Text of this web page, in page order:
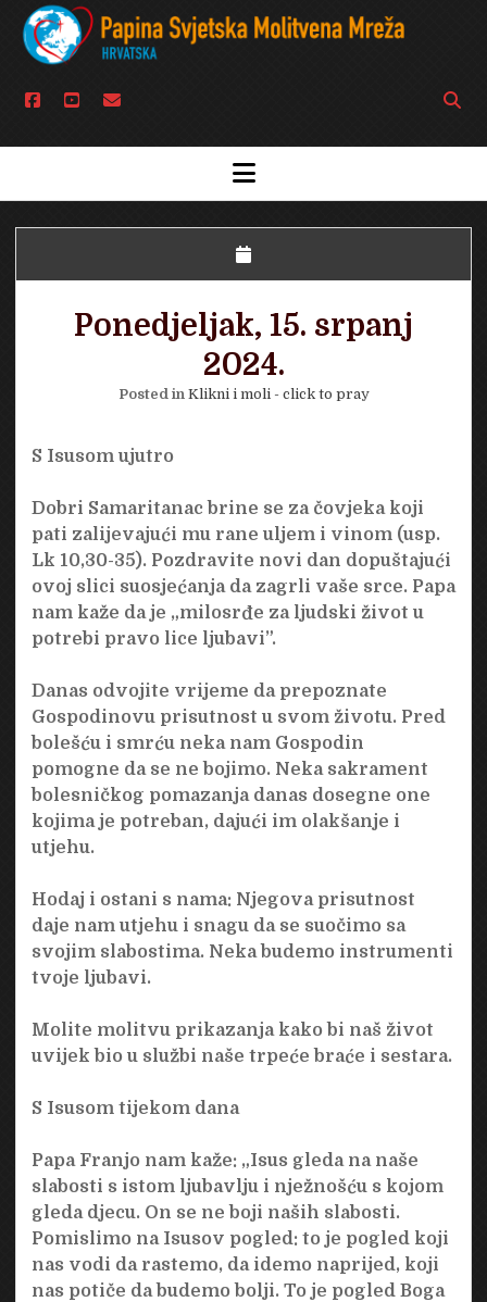
facebook
youtubeemail
Open
bar
open
menu
Ponedjeljak, 15. srpanj
2024.
Posted in Klikni i moli - click to pray
S Isusom ujutro
Dobri Samaritanac brine se za čovjeka koji
pati zalijevajući mu rane uljem i vinom (usp.
Lk 10,30-35). Pozdravite novi dan dopuštajući
ovoj slici suosjećanja da zagrli vaše srce. Papa
nam kaže da je „milosrđe za ljudski život u
potrebi pravo lice ljubavi”.
Danas odvojite vrijeme da prepoznate
Gospodinovu prisutnost u svom životu. Pred
bolešću i smrću neka nam Gospodin
pomogne da se ne bojimo. Neka sakrament
bolesničkog pomazanja danas dosegne one
kojima je potreban, dajući im olakšanje i
utjehu.
Hodaj i ostani s nama: Njegova prisutnost
daje nam utjehu i snagu da se suočimo sa
svojim slabostima. Neka budemo instrumenti
tvoje ljubavi.
Molite molitvu prikazanja kako bi naš život
uvijek bio u službi naše trpeće braće i sestara.
S Isusom tijekom dana
Papa Franjo nam kaže: „Isus gleda na naše
slabosti s istom ljubavlju i nježnošću s kojom
gleda djecu. On se ne boji naših slabosti.
Pomislimo na Isusov pogled: to je pogled koji
nas vodi da rastemo, da idemo naprijed, koji
nas potiče da budemo bolji. To je pogled Boga